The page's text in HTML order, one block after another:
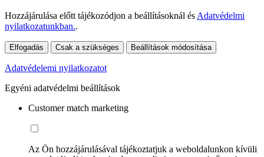
Hozzájárulása előtt tájékozódjon a beállításoknál és Adatvédelmi
nyilatkozatunkban..
Elfogadás Csak a szükséges Beállítások módosítása
Adatvédelemi nyilatkozatot
Egyéni adatvédelmi beállítások
Customer match marketing
Az Ön hozzájárulásával tájékoztatjuk a weboldalunkon kívüli